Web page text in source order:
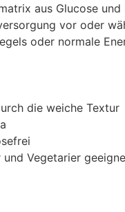
aus Glucose und
vor oder
oder normale
die weiche Textur
und Vegetarier